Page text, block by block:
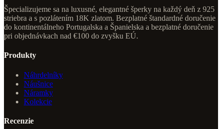
Špecializujeme sa na luxusné, elegantné šperky na každý deň z 925
striebra a s pozlátením 18K zlatom. Bezplatné štandardné doručenie
do kontinentálneho Portugalska a Španielska a bezplatné doručenie
pri objednávkach nad €100 do zvyšku EÚ.
Produkty
Náhrdelníky
Náušnice
Náramky
Kolekcie
Recenzie